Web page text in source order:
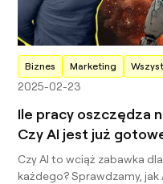
Biznes Marketing
2025-02-23
Ile pracy oszczędza
Czy AI jest już
Czy AI to wciąż zabawka
każdego? Sprawdzamy,